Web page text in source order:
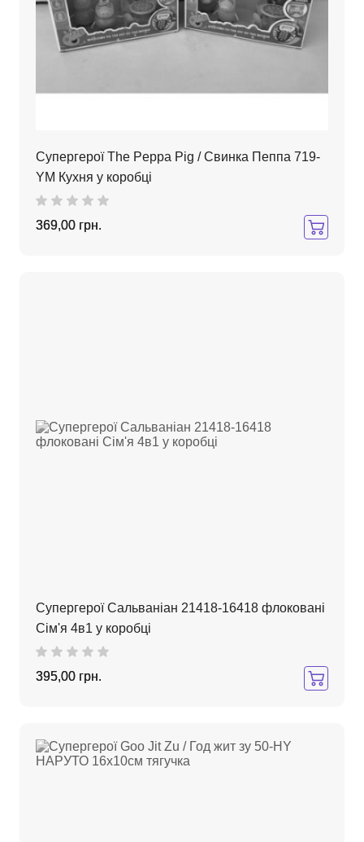
Супергерої The Peppa Pig / Свинка Пеппа 719-
YM Кухня у коробці
369,00 грн.
Супергерої Сальваніан 21418-16418 флоковані
Сім'я 4в1 у коробці
395,00 грн.